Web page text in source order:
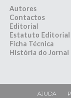
Autores
Contactos
Editorial
Estatuto Editorial
Ficha Técnica
História do Jornal
AJUDA